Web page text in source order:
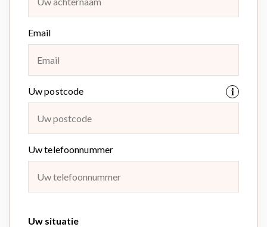
Email
Uw postcode
Uw telefoonnummer
Uw situatie